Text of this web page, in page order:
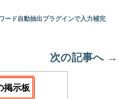
ード自動抽出プラグインで入力補完
次の記事へ →
掲示板